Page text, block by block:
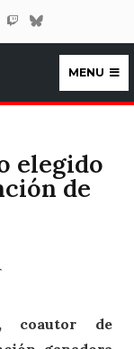
MENU
elegido
de
coautor de